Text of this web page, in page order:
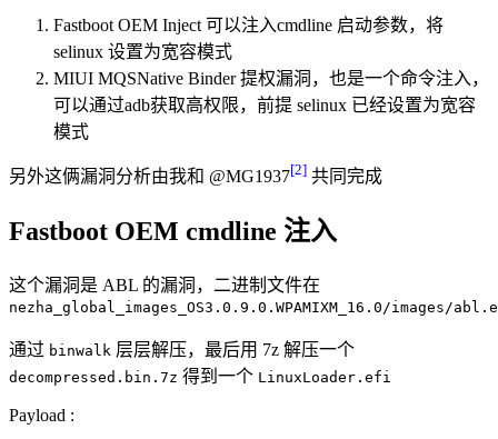
Fastboot OEM Inject 可以注入cmdline 启动参数，将
selinux 设置为宽容模式
MIUI MQSNative Binder 提权漏洞，也是一个命令注入，
可以通过adb获取高权限，前提 selinux 已经设置为宽容
模式
另外这俩漏洞分析由我和 @MG1937[2] 共同完成
Fastboot OEM cmdline 注入
这个漏洞是 ABL 的漏洞，二进制文件在
nezha_global_images_OS3.0.9.0.WPAMIXM_16.0/images/
通过 binwalk 层层解压，最后用 7z 解压一个
decompressed.bin.7z 得到一个 LinuxLoader.efi
Payload :